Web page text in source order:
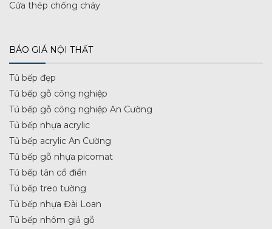
Cửa thép chống cháy
BÁO GIÁ NỘI THẤT
Tủ bếp đẹp
Tủ bếp gỗ công nghiệp
Tủ bếp gỗ công nghiệp An Cường
Tủ bếp nhựa acrylic
Tủ bếp acrylic An Cường
Tủ bếp gỗ nhựa picomat
Tủ bếp tân cổ điển
Tủ bếp treo tường
Tủ bếp nhựa Đài Loan
Tủ bếp nhôm giả gỗ